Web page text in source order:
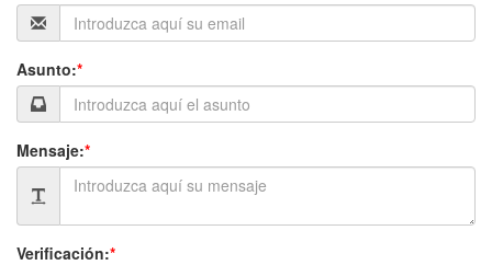
Asunto:*
Mensaje:*
Verificación:*